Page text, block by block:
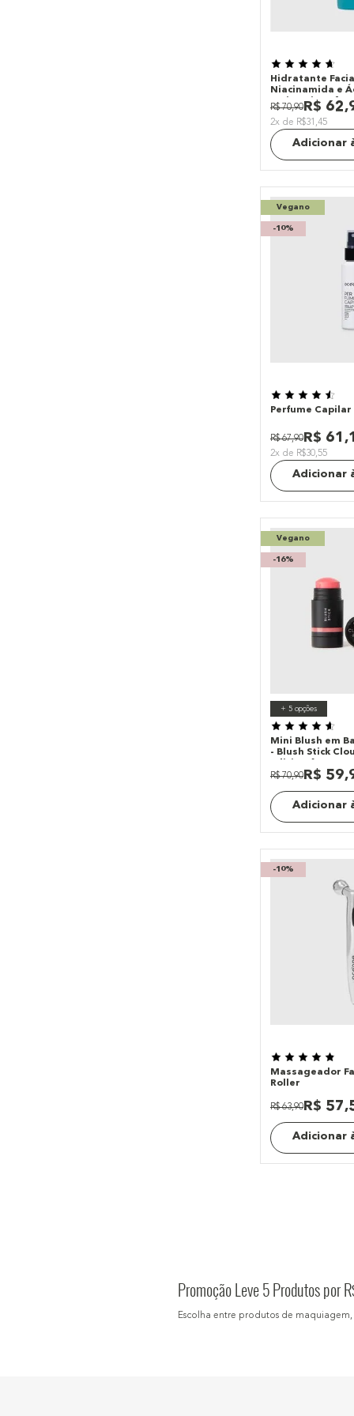
Hidratante
Niacinamida e
Moisturizer
R$ 70,90 R$ 62,
2x de R$31,45
Adicionar
Vegano
-10%
Perfume Capilar
R$ 67,90 R$ 61 ,
2x de R$30,55
Adicionar
Vegano
-16%
+ 5 opções
Mini Blush em
- Blush Stick
R$ 70,90 R$ 59,
Adicionar
-10%
Massageador
Roller
R$ 63,90 R$ 57,
Adicionar
Promoção Leve 5 Produtos por
Escolha entre produtos de